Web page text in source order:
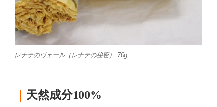
レナテのヴェール（レナテの秘密） 70g
天然成分100%